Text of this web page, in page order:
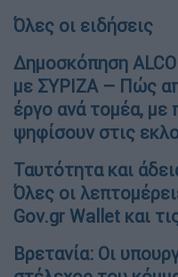
Όλες οι ειδήσεις
Δημοσκόπηση
με ΣΥΡΙΖΑ – Πώς
έργο ανά τομέα, με
ψηφίσουν στις
Ταυτότητα και
Όλες οι
Gov.gr Wallet και
Βρετανία: Οι